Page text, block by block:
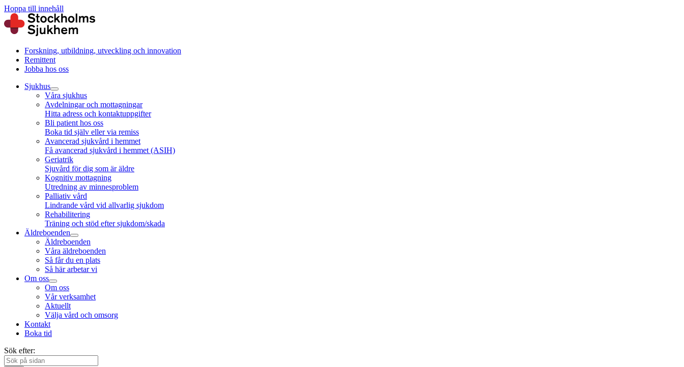
Hoppa till innehåll
Forskning, utbildning, utveckling och innovation
Remittent
Jobba hos oss
Sjukhus
Våra sjukhus
Avdelningar och mottagningar
Hitta adress och kontaktuppgifter
Bli patient hos oss
Boka tid själv eller via remiss
Avancerad sjukvård i hemmet
Få avancerad sjukvård i hemmet (ASIH)
Geriatrik
Sjuvård för dig som är äldre
Kognitiv mottagning
Utredning av minnesproblem
Palliativ vård
Lindrande vård vid allvarlig sjukdom
Rehabilitering
Träning och stöd efter sjukdom/skada
Äldreboenden
Äldreboenden
Våra äldreboenden
Så får du en plats
Så här arbetar vi
Om oss
Om oss
Vår verksamhet
Aktuellt
Välja vård och omsorg
Kontakt
Boka tid
Sök efter: